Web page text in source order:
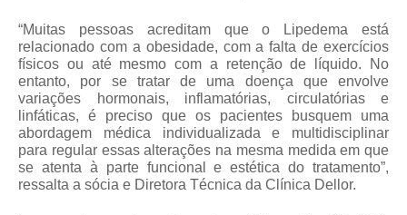
“Muitas pessoas acreditam que o Lipedema está
relacionado com a obesidade, com a falta de exercícios
físicos ou até mesmo com a retenção de líquido. No
entanto, por se tratar de uma doença que envolve
variações hormonais, inflamatórias, circulatórias e
linfáticas, é preciso que os pacientes busquem uma
abordagem médica individualizada e multidisciplinar
para regular essas alterações na mesma medida em que
se atenta à parte funcional e estética do tratamento”,
ressalta a sócia e Diretora Técnica da Clínica Dellor.